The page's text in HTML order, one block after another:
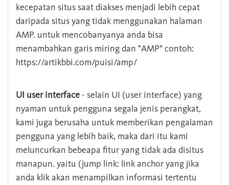
kecepatan situs saat diakses menjadi lebih cepat
daripada situs yang tidak menggunakan halaman
AMP. untuk mencobanyanya anda bisa
menambahkan garis miring dan "AMP" contoh:
https://artikbbi.com/puisi/amp/
UI user interface - selain UI (user interface) yang
nyaman untuk pengguna segala jenis perangkat,
kami juga berusaha untuk memberikan pengalaman
pengguna yang lebih baik, maka dari itu kami
meluncurkan bebeapa fitur yang tidak ada disitus
manapun. yaitu (jump link: link anchor yang jika
anda klik akan menampilkan informasi tertentu